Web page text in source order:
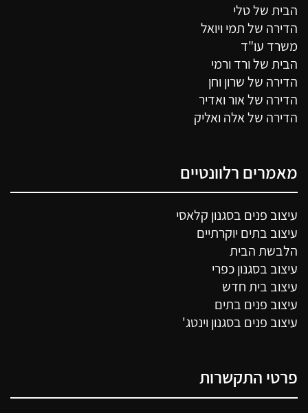
הבית של טלי
הדירה של תמי ויואל
משרד עו"ד
הבית של ורד ורמי
הדירה של שרון וחן
הדירה של אור ואדיר
הדירה של אלה ואליק
מאמרים רלוונטיים
עיצוב פנים בסגנון קלאסי
עיצוב בתים יוקרתיים
הלבשת הבית
עיצוב בסגנון כפרי
עיצוב בית חדש
עיצוב פנים בתים
עיצוב פנים בסגנון וינטג'
פרטי התקשרות